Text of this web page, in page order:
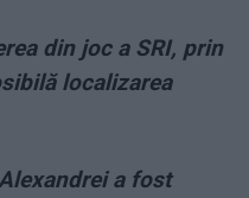
din joc a SRI, prin
localizarea
a fost